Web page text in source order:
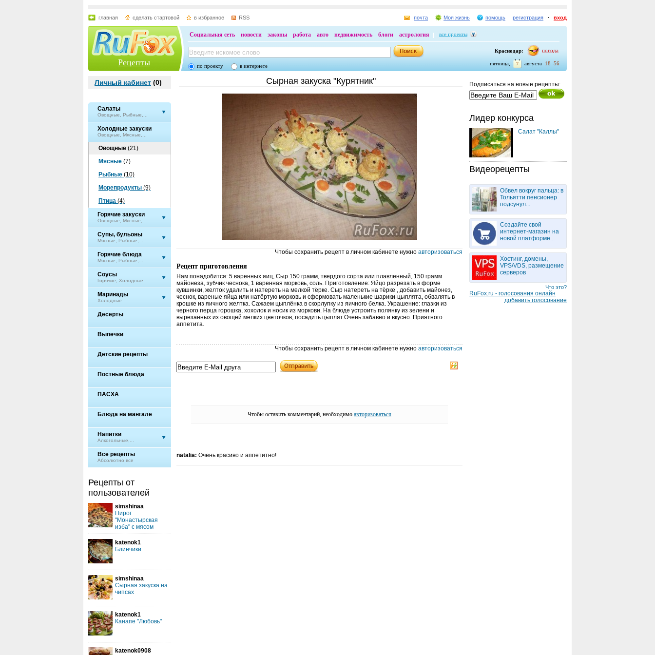
главная сделать стартовой в избранное RSS почта Моя жизнь помощь регистрация вход
Рецепты
Социальная сеть новости законы работа авто недвижимость блоги астрология все проекты
Краснодар: погода
18 56
августа
7
пятница,
по проекту в интернете
Личный кабинет (0)
Салаты
Овощные, Рыбные,...
Холодные закуски
Овощные, Мясные,...
Овощные (21)
Мясные (7)
Рыбные (10)
Морепродукты (9)
Птица (4)
Горячие закуски
Овощные, Мясные,...
Супы, бульоны
Мясные, Рыбные,...
Горячие блюда
Мясные, Рыбные,...
Соусы
Горячие, Холодные
Маринады
Холодные
Десерты
Выпечки
Детские рецепты
Постные блюда
ПАСХА
Блюда на мангале
Напитки
Алкогольные,...
Все рецепты
Абсолютно все
Рецепты от
пользователей
simshinaa
Пирог
"Монастырская
изба" с мясом
katenok1
Блинчики
simshinaa
Сырная закуска на
чипсах
katenok1
Канапе "Любовь"
katenok0908
Подписаться на новые рецепты:
Лидер конкурса
Салат "Каллы"
Видеорецепты
Обвел вокруг пальца: в
Тольятти пенсионер
подсунул...
Создайте свой
интернет-магазин на
новой платформе...
Хостинг, домены,
VPS/VDS, размещение
серверов
Что это?
RuFox.ru - голосования онлайн
добавить голосование
Сырная закуска "Курятник"
Чтобы сохранить рецепт в личном кабинете нужно авторизоваться
Рецепт приготовления
Нам понадобится: 5 варенных яиц, Сыр 150 грамм, твердого сорта или плавленный, 150 грамм
майонеза, зубчик чеснока, 1 варенная морковь, соль. Приготовление: Яйцо разрезать в форме
кувшинки, желток удалить и натереть на мелкой тёрке. Сыр натереть на тёрке , добавить майонез,
чеснок, вареные яйца или натёртую морковь и сформовать маленькие шарики-цыплята, обвалять в
крошке из яичного желтка. Сажаем цыплёнка в скорлупку из яичного белка. Украшение: глазки из
черного перца горошка, хохолок и носик из моркови. На блюде устроить полянку из зелени и
вырезанных из овощей мелких цветочков, посадить цыплят.Очень забавно и вкусно. Приятного
аппетита.
Чтобы сохранить рецепт в личном кабинете нужно авторизоваться
Чтобы оставить комментарий, необходимо авторизоваться
natalia: Очень красиво и аппетитно!